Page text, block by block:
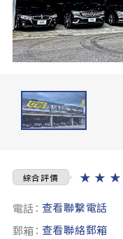
綜合評價 ★ ★ ★
電話： 查看聯繫電話
郵箱： 查看聯絡郵箱